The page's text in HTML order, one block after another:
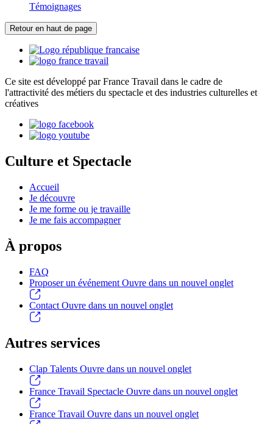
Témoignages
Retour en haut de page
Ce site est développé par France Travail dans le cadre de
l'attractivité des métiers du spectacle et des industries culturelles et
créatives
Culture et Spectacle
Accueil
Je découvre
Je me forme ou je travaille
Je me fais accompagner
À propos
FAQ
Proposer un événement Ouvre dans un nouvel onglet
Contact Ouvre dans un nouvel onglet
Autres services
Clap Talents Ouvre dans un nouvel onglet
France Travail Spectacle Ouvre dans un nouvel onglet
France Travail Ouvre dans un nouvel onglet